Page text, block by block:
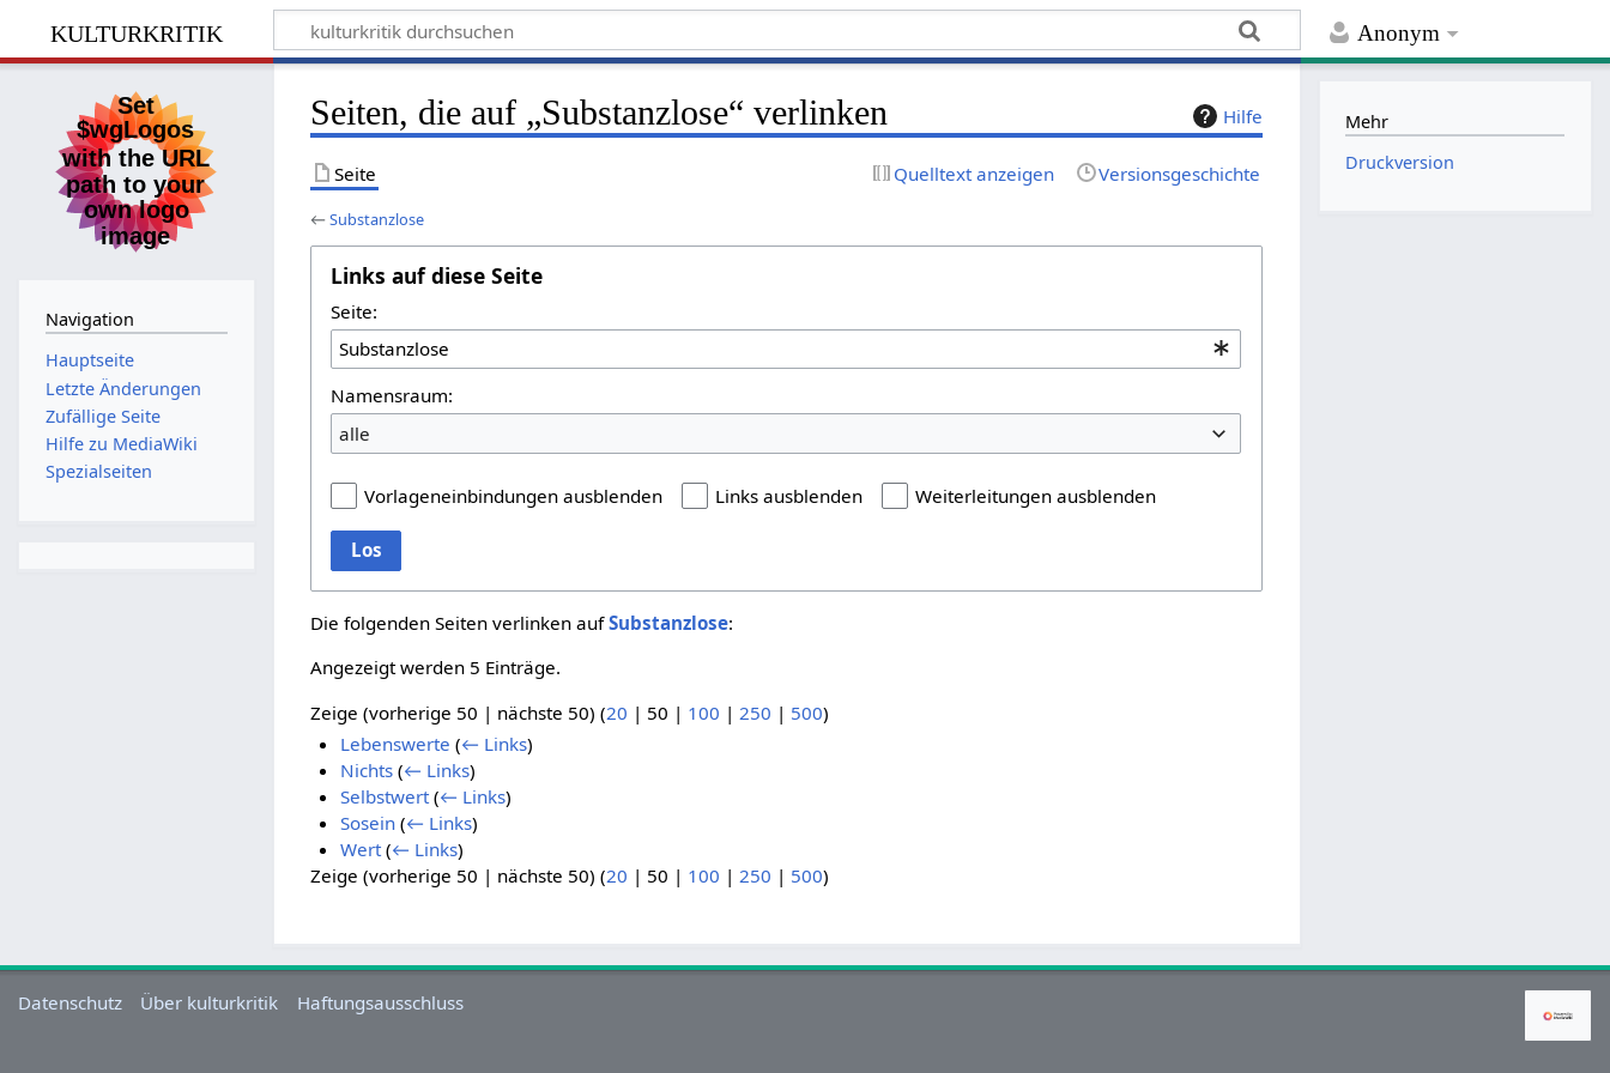
Anonym
kulturkritik
Hilfe
Seiten, die auf „Substanzlose“ verlinken
Seite Quelltext anzeigen Versionsgeschichte
←Substanzlose
Links auf diese Seite
Seite:
Namensraum:
alle
Vorlageneinbindungen ausblenden Links ausblenden Weiterleitungen ausblenden
Los
Die folgenden Seiten verlinken aufSubstanzlose:
Angezeigt werden 5 Einträge.
Zeige (vorherige 50 | nächste 50) (20 | 50 | 100 | 250 | 500)
Lebenswerte (← Links)
Nichts (← Links)
Selbstwert (← Links)
Sosein (← Links)
Wert (← Links)
Zeige (vorherige 50 | nächste 50) (20 | 50 | 100 |250 | 500)
Navigation
Hauptseite
Letzte Änderungen
Zufällige Seite
Hilfe zu MediaWiki
Spezialseiten
Mehr
Druckversion
Datenschutz Über kulturkritik Haftungsausschluss